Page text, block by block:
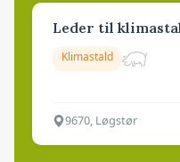
Leder til
Klimastald
9670, Løgstør